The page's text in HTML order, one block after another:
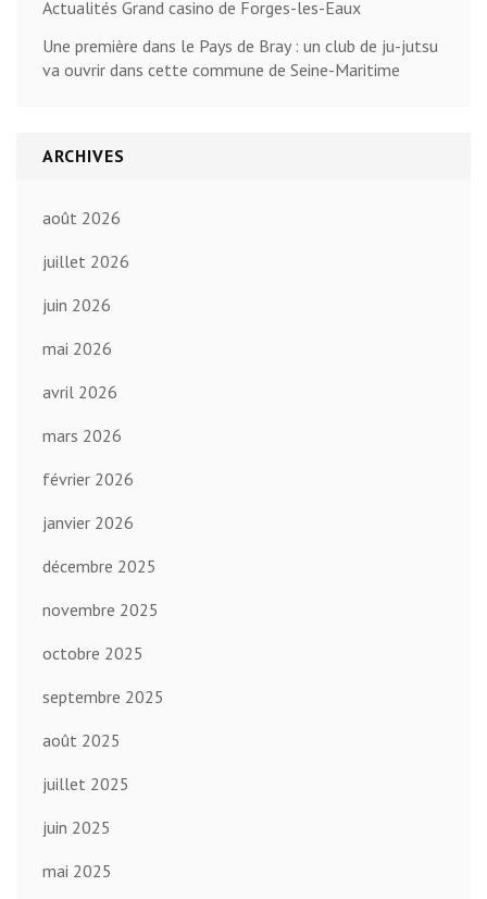
Actualités Grand casino de Forges-les-Eaux
Une première dans le Pays de Bray : un club de ju-jutsu
va ouvrir dans cette commune de Seine-Maritime
ARCHIVES
août 2026
juillet 2026
juin 2026
mai 2026
avril 2026
mars 2026
février 2026
janvier 2026
décembre 2025
novembre 2025
octobre 2025
septembre 2025
août 2025
juillet 2025
juin 2025
mai 2025